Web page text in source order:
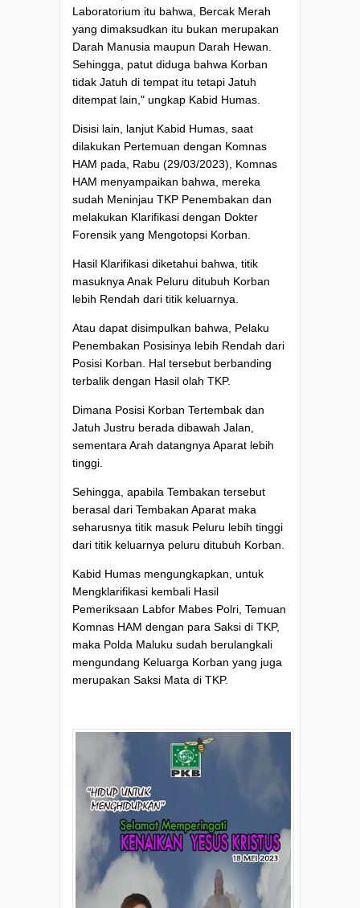
Laboratorium itu bahwa, Bercak Merah
yang dimaksudkan itu bukan merupakan
Darah Manusia maupun Darah Hewan.
Sehingga, patut diduga bahwa Korban
tidak Jatuh di tempat itu tetapi Jatuh
ditempat lain," ungkap Kabid Humas.
Disisi lain, lanjut Kabid Humas, saat
dilakukan Pertemuan dengan Komnas
HAM pada, Rabu (29/03/2023), Komnas
HAM menyampaikan bahwa, mereka
sudah Meninjau TKP Penembakan dan
melakukan Klarifikasi dengan Dokter
Forensik yang Mengotopsi Korban.
Hasil Klarifikasi diketahui bahwa, titik
masuknya Anak Peluru ditubuh Korban
lebih Rendah dari titik keluarnya.
Atau dapat disimpulkan bahwa, Pelaku
Penembakan Posisinya lebih Rendah dari
Posisi Korban. Hal tersebut berbanding
terbalik dengan Hasil olah TKP.
Dimana Posisi Korban Tertembak dan
Jatuh Justru berada dibawah Jalan,
sementara Arah datangnya Aparat lebih
tinggi.
Sehingga, apabila Tembakan tersebut
berasal dari Tembakan Aparat maka
seharusnya titik masuk Peluru lebih tinggi
dari titik keluarnya peluru ditubuh Korban.
Kabid Humas mengungkapkan, untuk
Mengklarifikasi kembali Hasil
Pemeriksaan Labfor Mabes Polri, Temuan
Komnas HAM dengan para Saksi di TKP,
maka Polda Maluku sudah berulangkali
mengundang Keluarga Korban yang juga
merupakan Saksi Mata di TKP.